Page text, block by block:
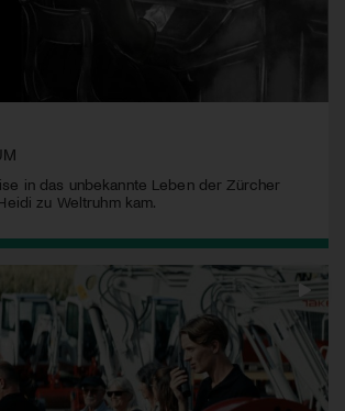
in das unbekannte Leben der Zürcher
zu Weltruhm kam.